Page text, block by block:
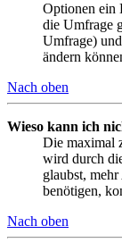
Optionen ein
die Umfrage
Umfrage)
ändern
Nach oben
Wieso kann ich
Die maximal
wird durch
glaubst,
benötigen,
Nach oben